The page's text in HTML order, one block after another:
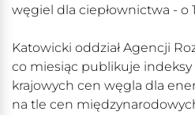
węgiel dla ciepłownictwa - o
Katowicki oddział Agencji
co miesiąc publikuje
krajowych cen węgla dla
na tle cen